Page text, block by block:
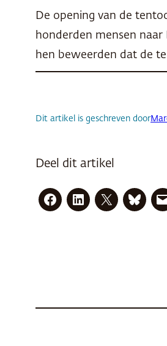
De opening van de
honderden mensen
hen beweerden dat de
Dit artikel is geschreven door
Deel dit artikel